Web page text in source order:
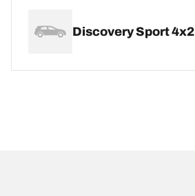
Discovery Sport 4x2